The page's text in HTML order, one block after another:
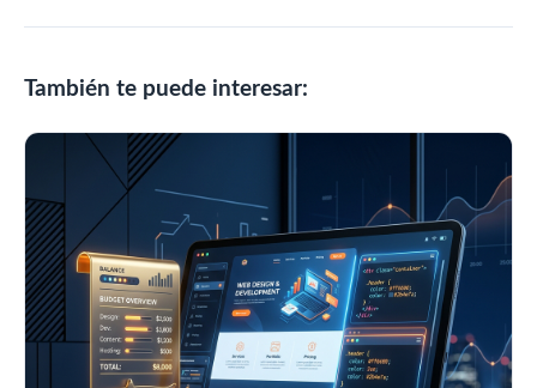
También te puede interesar: